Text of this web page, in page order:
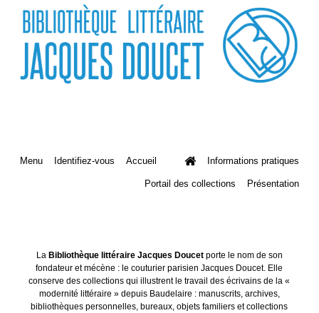
Menu Identifiez-vous Accueil Informations pratiques
Portail des collections Présentation
La Bibliothèque littéraire Jacques Doucetporte le nom de son
fondateur et mécène : le couturier parisien Jacques Doucet. Elle
conserve des collections qui illustrent le travail des écrivains de la «
modernité littéraire » depuis Baudelaire : manuscrits, archives,
bibliothèques personnelles, bureaux, objets familiers et collections